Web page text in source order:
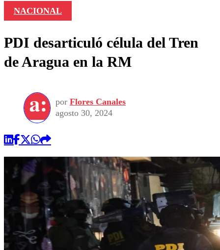
NACIONAL
PDI desarticuló célula del Tren
de Aragua en la RM
por Flores Canales
agosto 30, 2024